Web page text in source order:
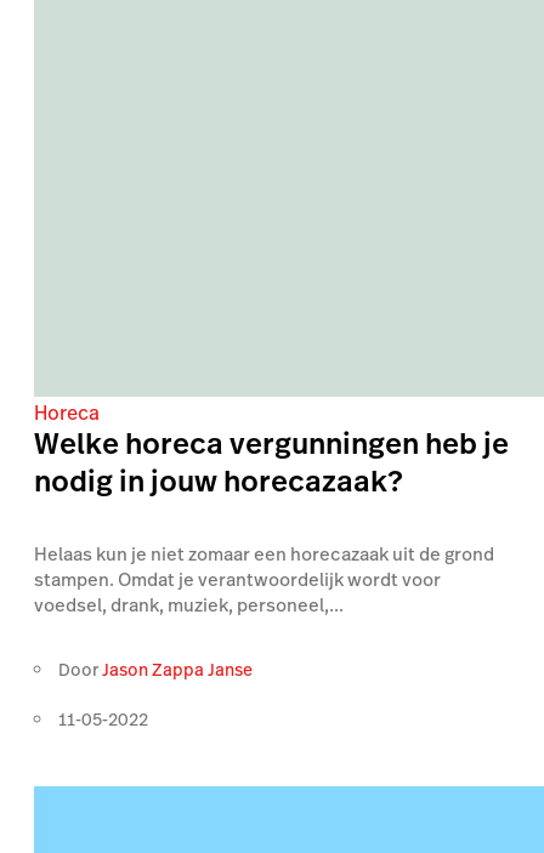
Horeca
Welke horeca vergunningen heb je
nodig in jouw horecazaak?
Helaas kun je niet zomaar een horecazaak uit de grond
stampen. Omdat je verantwoordelijk wordt voor
voedsel, drank, muziek, personeel,...
DoorJason Zappa Janse
11-05-2022